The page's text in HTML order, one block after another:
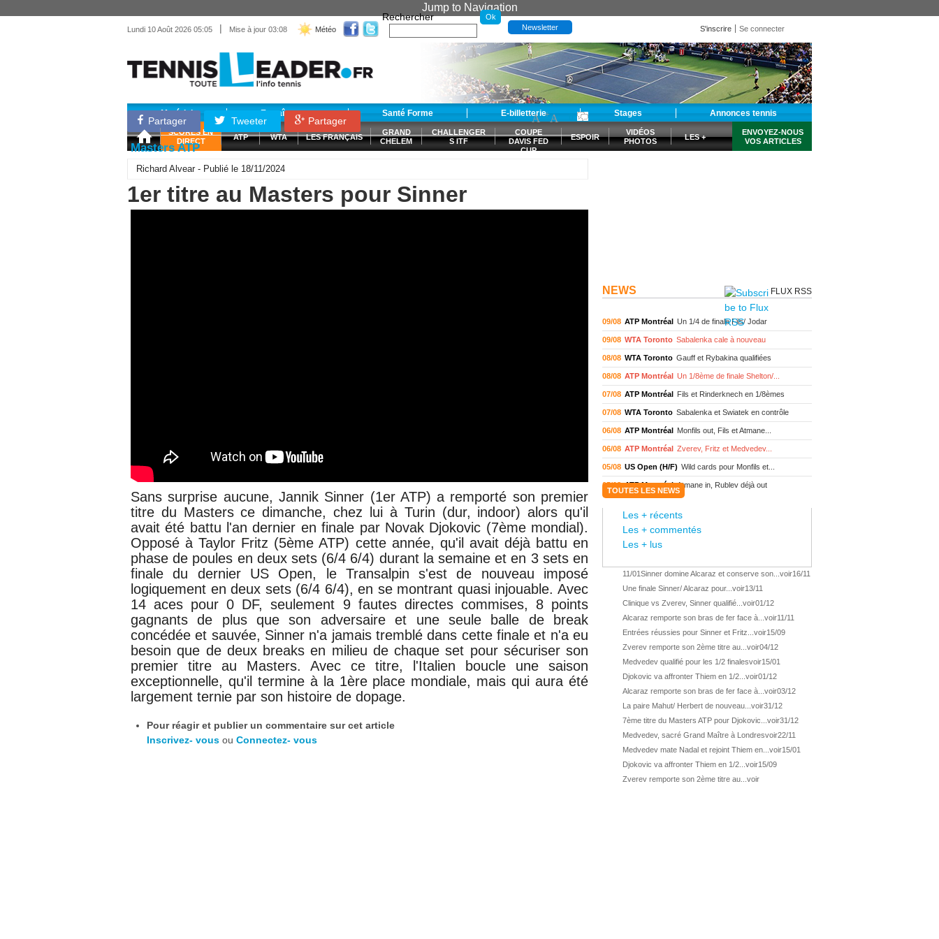
Jump to Navigation
Lundi 10 Août 2026 05:05 | Mise à jour 03:08 Météo
Rechercher
Newsletter S'inscrire Se connecter
Matériel Entraînement Santé Forme E-billetterie Stages Annonces tennis
SCORES EN
DIRECT
ATP WTA LES FRANÇAIS
GRAND
CHELEM
CHALLENGER
S ITF
COUPE
DAVIS FED
CUP
ESPOIR
VIDÉOS
PHOTOS
LES +
ENVOYEZ-NOUS
VOS ARTICLES
Partager Tweeter Partager
-A +A
Masters ATP
Richard Alvear - Publié le 18/11/2024
1er titre au Masters pour Sinner
Sans surprise aucune, Jannik Sinner (1er ATP) a remporté son premier
titre du Masters ce dimanche, chez lui à Turin (dur, indoor) alors qu'il
avait été battu l'an dernier en finale par Novak Djokovic (7ème mondial).
Opposé àTaylor Fritz (5ème ATP) cette année, qu'il avait déjà battu en
phase de poules en deux sets (6/4 6/4) durant la semaine et en 3 sets en
finale du dernier US Open, le Transalpin s'est de nouveau imposé
logiquement en deux sets (6/4 6/4), en se montrant quasi injouable. Avec
14 aces pour 0 DF, seulement 9 fautes directes commises, 8 points
gagnants de plus que son adversaire et une seule balle de break
concédée et sauvée, Sinner n'a jamais tremblé dans cette finale et n'a eu
besoin que de deux breaks en milieu de chaque set pour sécuriser son
premier titre au Masters. Avec ce titre, l'Italien boucle une saison
exceptionnelle, qu'il termine à la 1ère place mondiale, mais qui aura été
largement ternie par son histoire de dopage.
Pour réagir et publier un commentaire sur cet article
Inscrivez- vous ou Connectez- vous
NEWS FLUX RSS
09/08 ATP Montréal Un 1/4 de finale Fils/ Jodar
09/08 WTA Toronto Sabalenka cale à nouveau
08/08 WTA Toronto Gauff et Rybakina qualifiées
08/08 ATP Montréal Un 1/8ème de finale Shelton/...
07/08 ATP Montréal Fils et Rinderknech en 1/8èmes
07/08 WTA Toronto Sabalenka et Swiatek en contrôle
06/08 ATP Montréal Monfils out, Fils et Atmane...
06/08 ATP Montréal Zverev, Fritz et Medvedev...
05/08 US Open (H/F) Wild cards pour Monfils et...
05/08 ATP Montréal Atmane in, Rublev déjà out
ATP Montréal Monfils et Moutet au 2ème tour
WTA Toronto
ATP Wash. Fritz domine Jodar en finale
WTA Memphis Liutova, 16 ans et déjà titrée
ATP Los Cabos Géa remporte le titre !
WTA Wash. Eala domine Svitolina
ATP Wash. De Minaur éliminé en 1/4
ATP Los Cabos 1ère 1/2 finale pour Géa
WTA Washington Svitolina et Pegula en 1/4
ATP Wash. Pas de 1/4 pour Humbert et Atmane
ATP Washington De Minaur domine Tsitsipas
TOUTES LES NEWS
Les + récents
Les + commentés
Les + lus
11/01Sinner domine Alcaraz et conserve son... voir16/11
Une finale Sinner/ Alcaraz pour... voir13/11
Clinique vs Zverev, Sinner qualifié... voir01/12
Alcaraz remporte son bras de fer face à... voir11/11
Entrées réussies pour Sinner et Fritz... voir15/09
Zverev remporte son 2ème titre au... voir04/12
Medvedev qualifié pour les 1/2 finalesvoir15/01
Djokovic va affronter Thiem en 1/2... voir01/12
Alcaraz remporte son bras de fer face à... voir03/12
La paire Mahut/ Herbert de nouveau... voir31/12
7ème titre du Masters ATP pour Djokovic... voir31/12
Medvedev, sacré Grand Maître à Londresvoir22/11
Medvedev mate Nadal et rejoint Thiem en... voir15/01
Djokovic va affronter Thiem en 1/2... voir15/09
Zverev remporte son 2ème titre au... voir